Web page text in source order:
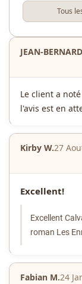
Tous
JEAN-
Le client a
l'avis est en
Kirby W.27
Excellent!
Excellent
roman Les
Fabian M.24